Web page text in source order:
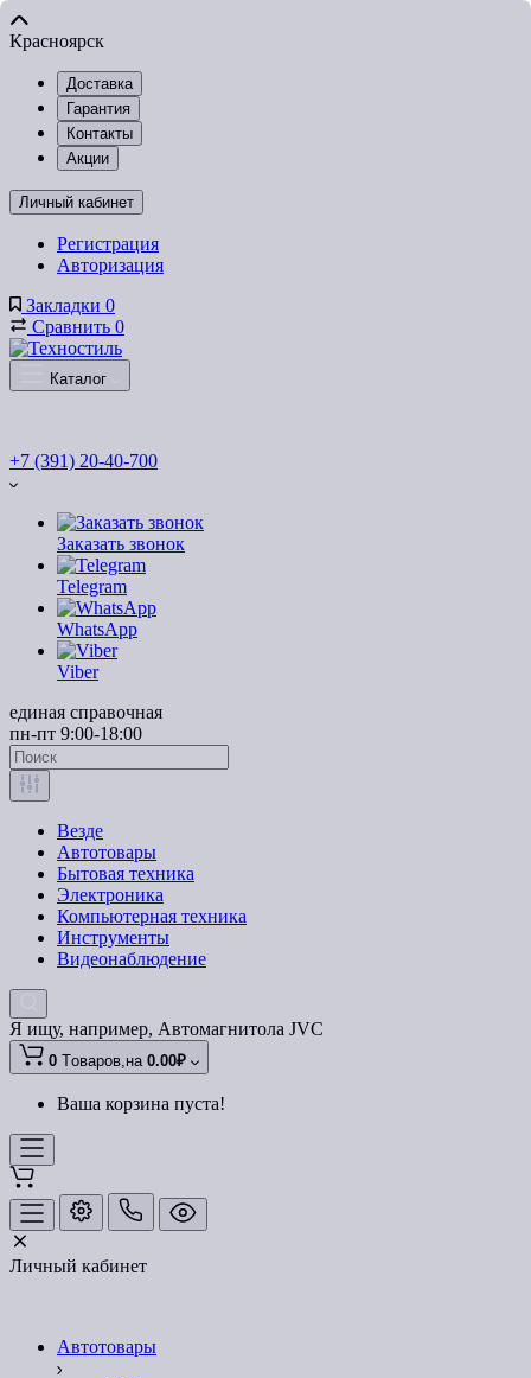
Красноярск
Доставка
Гарантия
Контакты
Акции
Личный кабинет
Регистрация
Авторизация
Закладки 0
Сравнить 0
Каталог
+7 (391) 20-40-700
Заказать звонок
Telegram
WhatsApp
Viber
единая справочная
пн-пт 9:00-18:00
Везде
Автотовары
Бытовая техника
Электроника
Компьютерная техника
Инструменты
Видеонаблюдение
Я ищу, например, Автомагнитола JVC
0 Tоваров,на 0.00₽
Ваша корзина пуста!
Личный кабинет
Автотовары